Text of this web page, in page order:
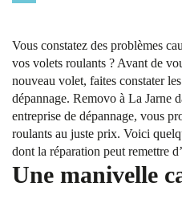
Vous constatez des problèmes
vos volets roulants ? Avant de
nouveau volet, faites constater
dépannage. Removo à La Jarne
entreprise de dépannage, vous
roulants au juste prix. Voici
dont la réparation peut remettre
Une manivelle